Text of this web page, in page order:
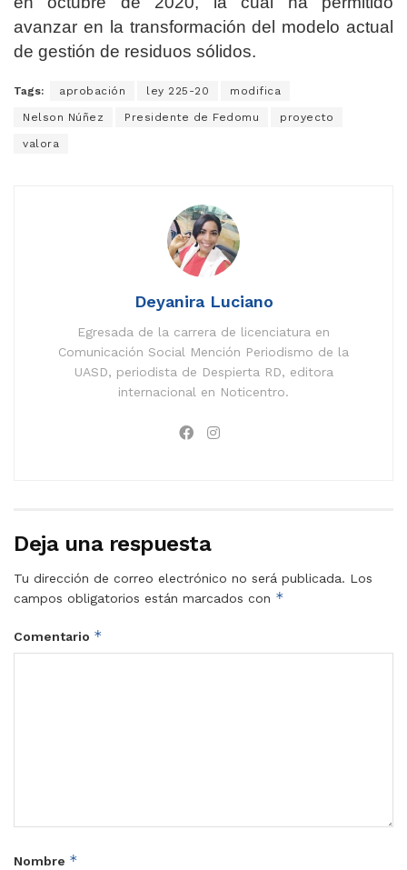
avanzar en la transformación del modelo actual
de gestión de residuos sólidos.
Tags: aprobación ley 225-20 modifica
Nelson Núñez Presidente de Fedomu proyecto
valora
Deyanira Luciano
Egresada de la carrera de licenciatura en
Comunicación Social Mención Periodismo de la
UASD, periodista de Despierta RD, editora
internacional en Noticentro.
Deja una respuesta
Tu dirección de correo electrónico no será publicada. Los
campos obligatorios están marcados con *
Comentario *
Nombre *